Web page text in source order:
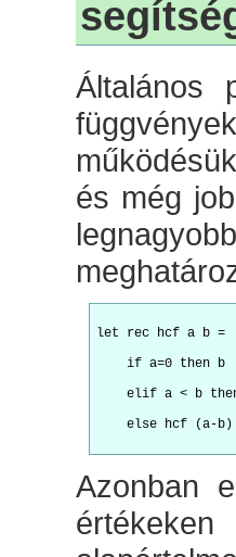
Általános
és még
let rec hcf a b =
if a=0 then b
elif a < b then
else hcf (a-b)
Azonban